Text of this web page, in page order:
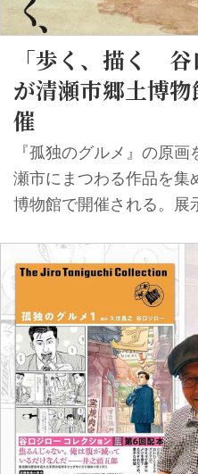
「歩く、描く 谷
が清瀬市郷土博
催
『孤独のグルメ』の原
瀬市にまつわる作品を集
博物館で開催される。展
ー直後から、海外での高
紀を清瀬市で過ごした。
くの作品が送り出され
市に移るが、住まいは変
後半には、市内のあちこ
『歩くひと』や『犬を飼
「世界中で親しまれる谷
京は、その多くが清瀬市
です。本展では、清瀬と